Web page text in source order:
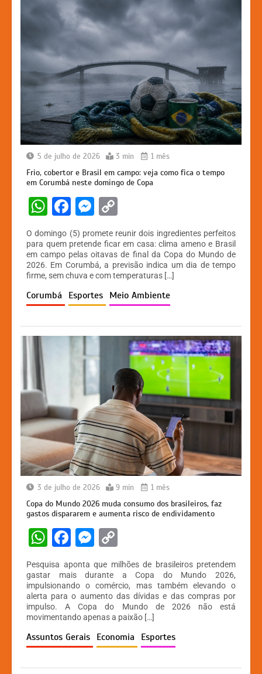
5 de julho de 2026 3 min 1 mês
Frio, cobertor e Brasil em campo: veja como fica o tempo
em Corumbá neste domingo de Copa
W
h
at
s
A
p
F
a
c
e
b
o
k
M
s
s
e
n
er
p
y
Li
n
O domingo (5) promete reunir dois ingredientes perfeitos
para quem pretende ficar em casa: clima ameno e Brasil
em campo pelas oitavas de final da Copa do Mundo de
2026. Em Corumbá, a previsão indica um dia de tempo
firme, sem chuva e com temperaturas […]
Corumbá Esportes Meio Ambiente
3 de julho de 2026 9 min 1 mês
Copa do Mundo 2026 muda consumo dos brasileiros, faz
gastos dispararem e aumenta risco de endividamento
W
h
at
s
A
p
p
F
c
e
b
o
o
k
M
s
s
e
n
g
er
o
p
y
Li
n
k
Pesquisa aponta que milhões de brasileiros pretendem
gastar mais durante a Copa do Mundo 2026,
impulsionando o comércio, mas também elevando o
alerta para o aumento das dívidas e das compras por
impulso. A Copa do Mundo de 2026 não está
movimentando apenas a paixão […]
Assuntos Gerais Economia Esportes